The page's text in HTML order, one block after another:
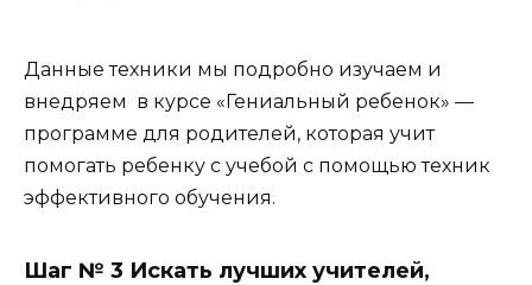
Данные техники мы подробно изучаем и
внедряем в курсе «Гениальный ребенок» —
программе для родителей, которая учит
помогать ребенку с учебой с помощью техник
эффективного обучения.
Шаг № 3 Искать лучших учителей,